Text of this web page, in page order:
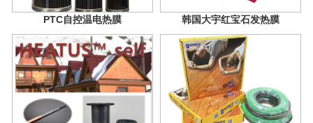
PTC自控温电热膜 韩国大宇红宝石发热膜